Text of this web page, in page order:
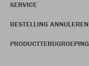
SERVICE
BESTELLING ANNULEREN